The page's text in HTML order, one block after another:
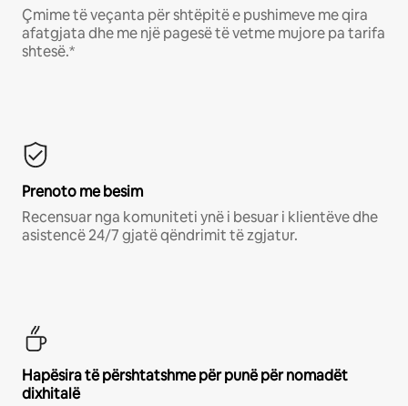
Çmime të veçanta për shtëpitë e pushimeve me qira
afatgjata dhe me një pagesë të vetme mujore pa tarifa
shtesë.*
Prenoto me besim
Recensuar nga komuniteti ynë i besuar i klientëve dhe
asistencë 24/7 gjatë qëndrimit të zgjatur.
Hapësira të përshtatshme për punë për nomadët
dixhitalë